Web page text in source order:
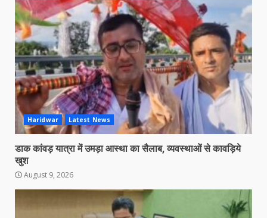
Haridwar Latest News
डाक कांवड़ यात्रा में उमड़ा आस्था का सैलाब, व्यवस्थाओं से कावड़िये
खुश
August 9, 2026